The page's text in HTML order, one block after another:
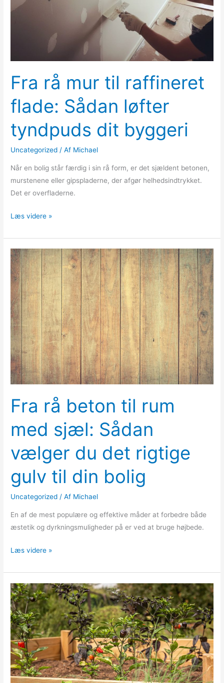
Fra rå mur til raffineret
flade: Sådan løfter
tyndpuds dit byggeri
Uncategorized / Af Michael
Når en bolig står færdig i sin rå form, er det sjældent betonen,
murstenene eller gipspladerne, der afgør helhedsindtrykket.
Det er overfladerne.
dit
Læs videre »
Fra rå beton til rum
med sjæl: Sådan
vælger du det rigtige
gulv til din bolig
Uncategorized / Af Michael
En af de mest populære og effektive måder at forbedre både
æstetik og dyrkningsmuligheder på er ved at bruge højbede.
Fra
rå
beton
til
rum
med
sjæl:
Sådan
vælger
du
det
gulv
din
Læs videre »
Højbede:
Sådan
forvandler
du
haven
med
smarte
løsninger